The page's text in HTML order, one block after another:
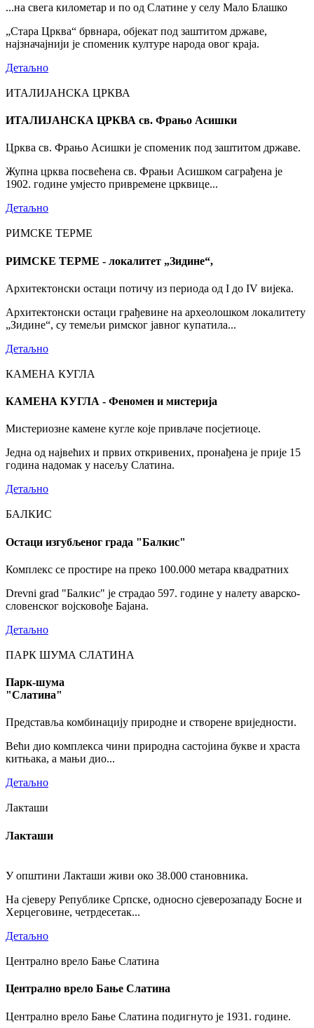
...на свега километар и по од Слатине у селу Мало Блашко
„Стара Црква“ брвнара, објекат под заштитом државе,
најзначајнији је споменик културе народа овог краја.
Детаљно
ИТАЛИЈАНСКА ЦРКВА
ИТАЛИЈАНСКА ЦРКВА св. Фрањо Асишки
Црква св. Фрањо Асишки је споменик под заштитом државе.
Жупна црква посвећена св. Фрањи Асишком саграђена је
1902. године умјесто привремене црквице...
Детаљно
РИМСКЕ ТЕРМЕ
РИМСКЕ ТЕРМЕ - локалитет „Зидине“,
Архитектонски остаци потичу из периода од I до IV вијека.
Архитектонски остаци грађевине на археолошком локалитету
„Зидине“, су темељи римског јавног купатила...
Детаљно
КАМЕНА КУГЛА
КАМЕНА КУГЛА - Феномен и мистерија
Мистериозне камене кугле које привлаче посјетиоце.
Једна од највећих и првих откривених, пронађена је прије 15
година надомак у насељу Слатина.
Детаљно
БАЛКИС
Остаци изгубљеног града "Балкис"
Комплекс се простире на преко 100.000 метара квадратних
Drevni grad "Балкис" је страдао 597. године у налету аварско-
словенског војсковође Бајана.
Детаљно
ПАРК ШУМА СЛАТИНА
Парк-шума
"Слатина"
Представља комбинацију природне и створене вриједности.
Већи дио комплекса чини природна састојина букве и храста
китњака, а мањи дио...
Детаљно
Лакташи
Лакташи
У општини Лакташи живи око 38.000 становника.
На сјеверу Републике Српске, односно сјеверозападу Босне и
Херцеговине, четрдесетак...
Детаљно
Централно врело Бање Слатина
Централно врело Бање Слатина
Централно врело Бање Слатина подигнуто је 1931. године.